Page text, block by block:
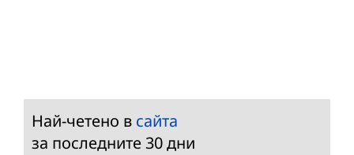
Най-четено в сайта
за последните 30 дни